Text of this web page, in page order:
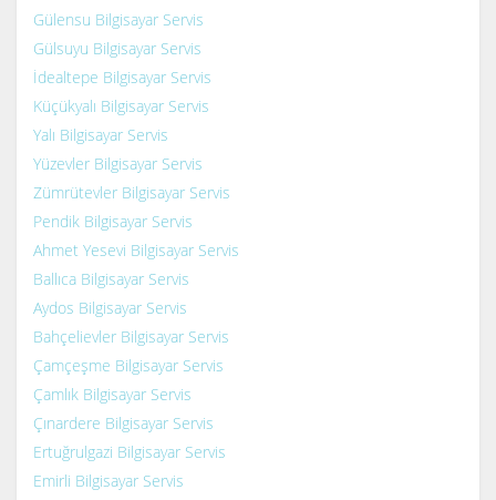
Gülensu Bilgisayar Servis
Gülsuyu Bilgisayar Servis
İdealtepe Bilgisayar Servis
Küçükyalı Bilgisayar Servis
Yalı Bilgisayar Servis
Yüzevler Bilgisayar Servis
Zümrütevler Bilgisayar Servis
Pendik Bilgisayar Servis
Ahmet Yesevi Bilgisayar Servis
Ballıca Bilgisayar Servis
Aydos Bilgisayar Servis
Bahçelievler Bilgisayar Servis
Çamçeşme Bilgisayar Servis
Çamlık Bilgisayar Servis
Çınardere Bilgisayar Servis
Ertuğrulgazi Bilgisayar Servis
Emirli Bilgisayar Servis